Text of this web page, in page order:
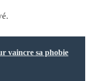
vaincre sa phobie